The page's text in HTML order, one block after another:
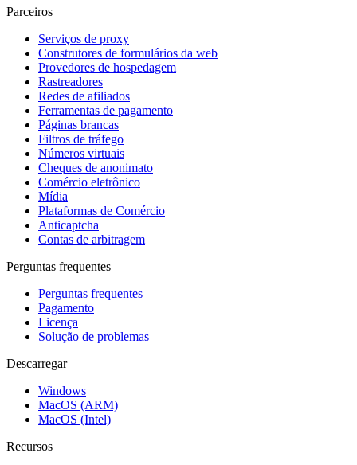
Parceiros
Serviços de proxy
Construtores de formulários da web
Provedores de hospedagem
Rastreadores
Redes de afiliados
Ferramentas de pagamento
Páginas brancas
Filtros de tráfego
Números virtuais
Cheques de anonimato
Comércio eletrônico
Mídia
Plataformas de Comércio
Anticaptcha
Contas de arbitragem
Perguntas frequentes
Perguntas frequentes
Pagamento
Licença
Solução de problemas
Descarregar
Windows
MacOS (ARM)
MacOS (Intel)
Recursos